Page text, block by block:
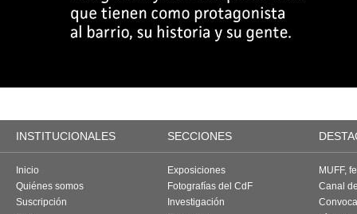
INSTITUCIONALES SECCIONES
Inicio
Quiénes somos
Suscripción
Exposiciones
Fotografías del CdF
Investigación
MUFF,
Canal